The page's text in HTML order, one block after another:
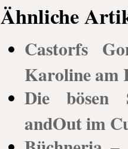
Ähnliche
Castorfs
Karoline am
Die bösen
andOut im